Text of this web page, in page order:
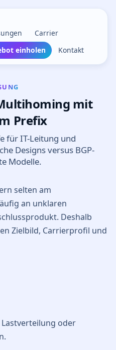
Carrier
einholen Kontakt
mit
Prefix
für IT-Leitung und
Designs versus BGP-
Modelle.
selten am
an unklaren
Deshalb
Zielbild, Carrierprofil und
oder